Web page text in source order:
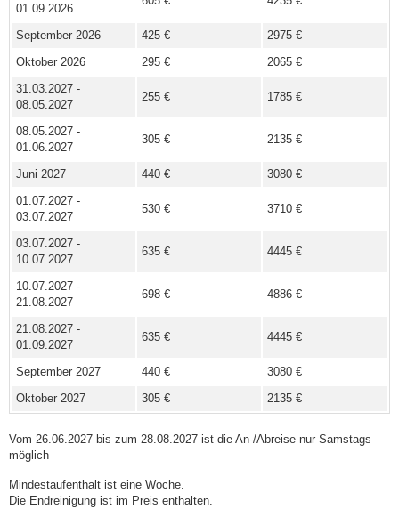
01.09.2026
September 2026 425 €
2975 €
Oktober 2026
295 €
2065 €
31.03.2027 -
08.05.2027
255 € 1785 €
08.05.2027 -
01.06.2027
305 € 2135 €
Juni 2027 440 €
3080 €
01.07.2027 -
03.07.2027
530 € 3710 €
03.07.2027 -
10.07.2027
635 € 4445 €
10.07.2027 -
21.08.2027
698 € 4886 €
21.08.2027 -
01.09.2027
635 € 4445 €
September 2027 440 €
3080 €
Oktober 2027
305 € 2135 €
Vom 26.06.2027 bis zum 28.08.2027 ist die An-/Abreise nur Samstags
möglich
Mindestaufenthalt ist eine Woche.
Die Endreinigung ist im Preis enthalten.